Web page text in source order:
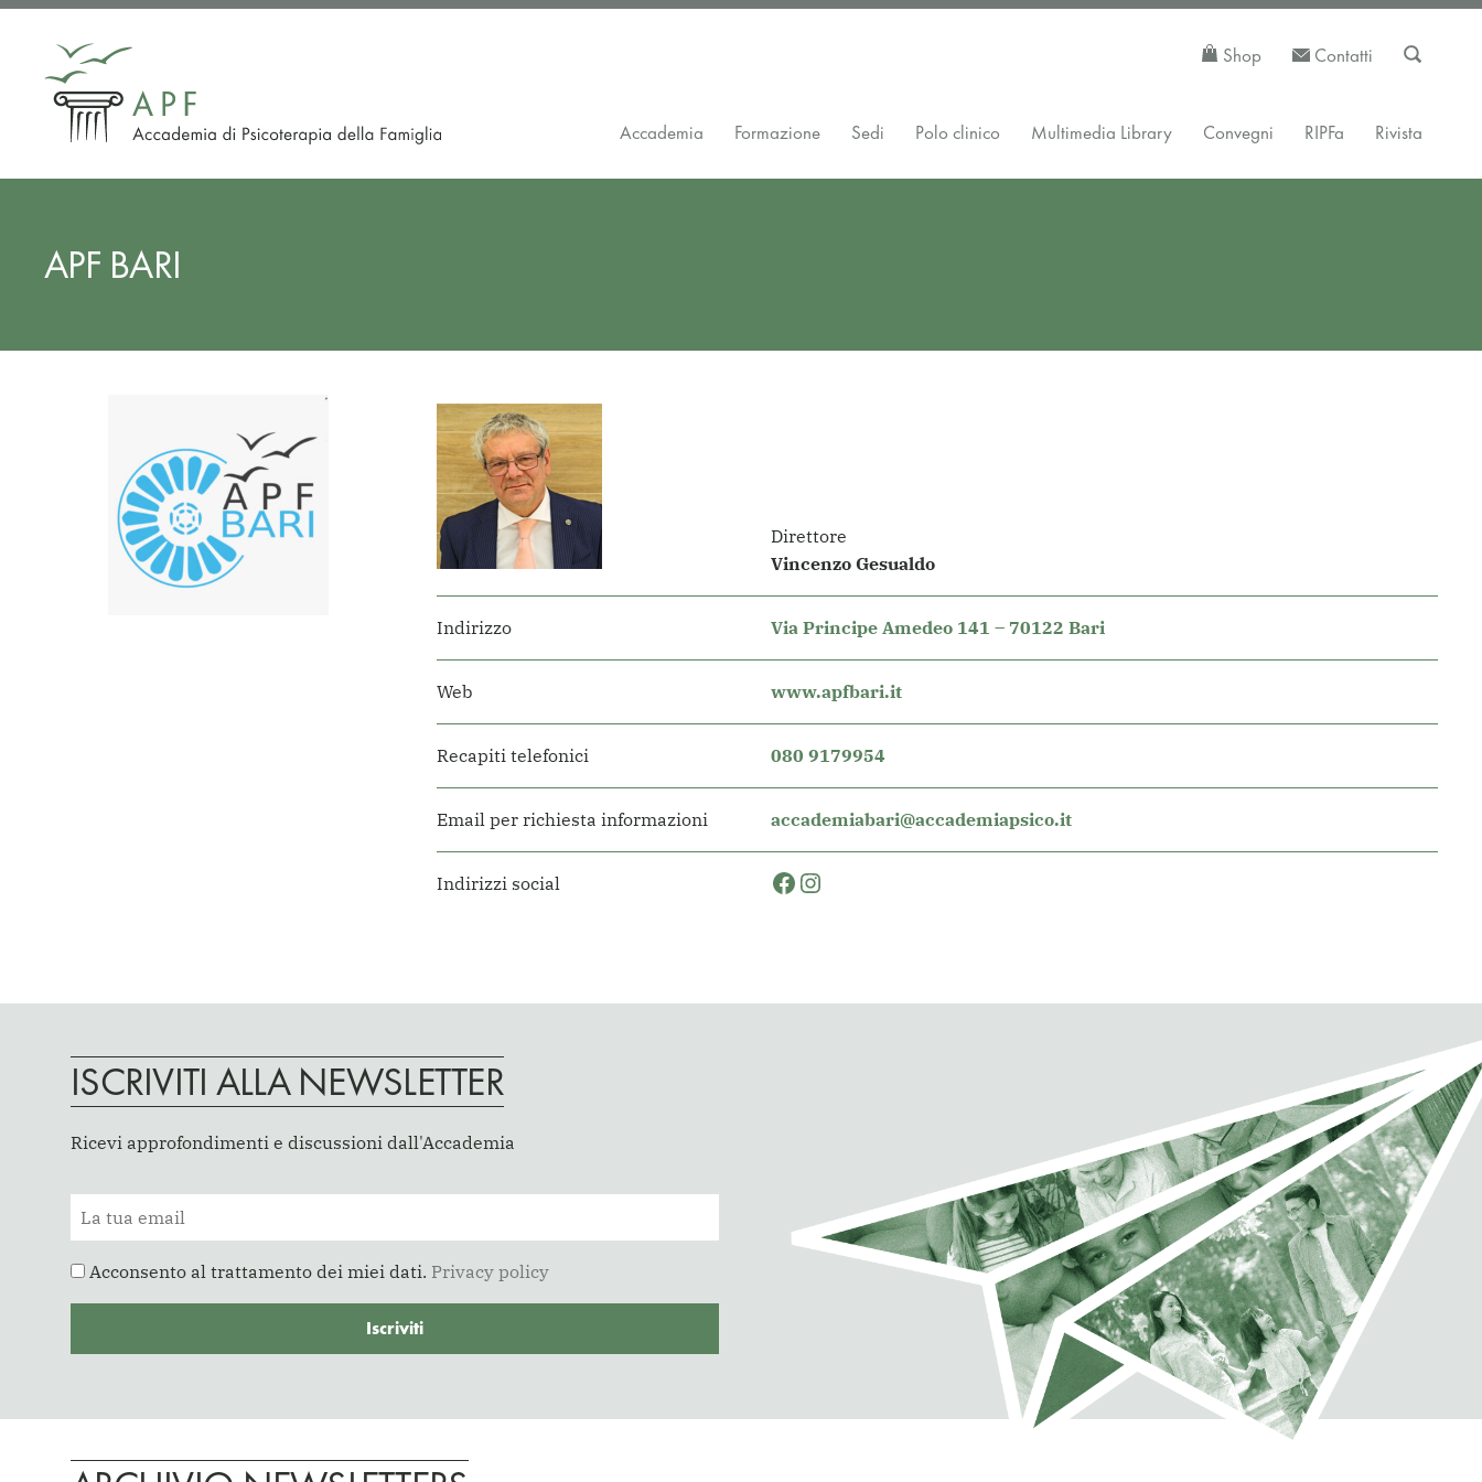
Vai
contenuto
Accademia Formazione Sedi Polo clinico Multimedia Library Convegni RIPFa Rivista
Shop Contatti
APF BARI
Direttore
Vincenzo Gesualdo
Indirizzo Via Principe Amedeo 141 – 70122 Bari
Web www.apfbari.it
Recapiti telefonici 080 9179954
Email per richiesta informazioni accademiabari@accademiapsico.it
Indirizzi social Facebook
Instagram
ISCRIVITI ALLA NEWSLETTER
Ricevi approfondimenti e discussioni dall'Accademia
Acconsento al trattamento dei miei dati. Privacy policy